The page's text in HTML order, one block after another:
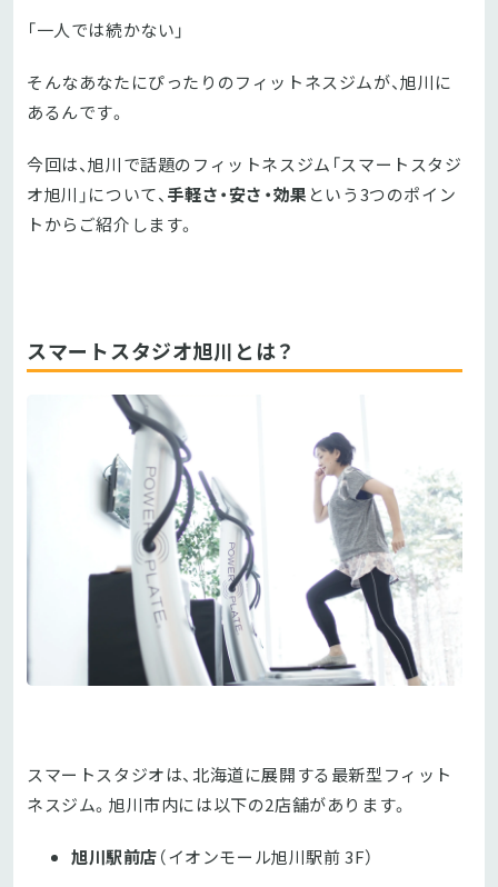
「一人では続かない」
そんなあなたにぴったりのフィットネスジムが、旭川に
あるんです。
今回は、旭川で話題のフィットネスジム「スマートスタジ
オ旭川」について、手軽さ・安さ・効果 という3つのポイン
トからご紹介します。
スマートスタジオ旭川とは？
スマートスタジオは、北海道に展開する最新型フィット
ネスジム。旭川市内には以下の2店舗があります。
旭川駅前店（イオンモール旭川駅前 3F）